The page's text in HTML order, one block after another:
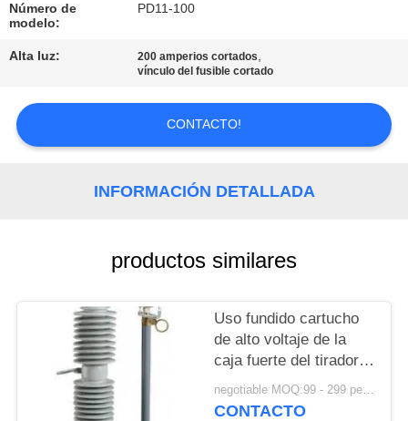
EN
CONTACTO
PIDA
PRIVACY
POLICY
Número de
modelo:
PD11-100
Alta luz: 200 amperios cortados,
vínculo del fusible cortado
CONTACTO!
INFORMACIÓN DETALLADA
productos similares
Uso fundido cartucho
de alto voltaje de la
caja fuerte del tirador
del fusible del
interruptor del recorte
negotiable MOQ:99 - 299 pedazos
CONTACTO